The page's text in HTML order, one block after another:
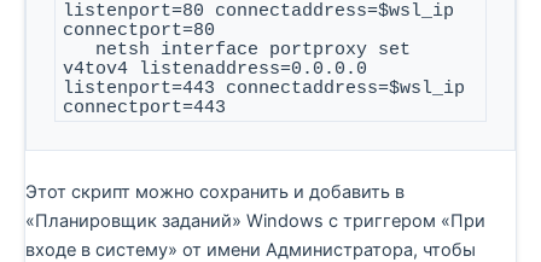
listenport=80 connectaddress=$wsl_ip
connectport=80
v4tov4 listenaddress=0.0.0.0
listenport=443 connectaddress=$wsl_ip
connectport=443
Этот скрипт можно сохранить и добавить в
«Планировщик заданий» Windows с триггером «При
входе в систему» от имени Администратора, чтобы